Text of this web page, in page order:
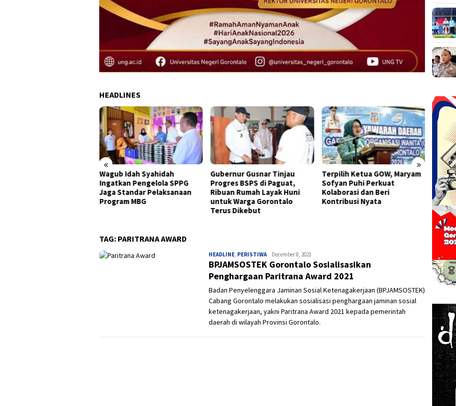
HEADLINES
« »
Wagub Idah Syahidah
Ingatkan Pengelola SPPG
Jaga Standar Pelaksanaan
Program MBG
Gubernur Gusnar Tinjau
Progres BSPS di Paguat,
Ribuan Rumah Layak Huni
untuk Warga Gorontalo
Terus Dikebut
Terpilih Ketua GOW, Maryam
Sofyan Puhi Perkuat
Kolaborasi dan Beri
Kontribusi Nyata
TAG: PARITRANA AWARD
HEADLINE PERISTIWA Admin
December 8, 2021
BPJAMSOSTEK Gorontalo Sosialisasikan
Penghargaan Paritrana Award 2021
Badan Penyelenggara Jaminan Sosial Ketenagakerjaan (BPJAMSOSTEK)
Cabang Gorontalo melakukan sosialisasi penghargaan jaminan sosial
ketenagakerjaan, yakni Paritrana Award 2021 kepada pemerintah
daerah di wilayah Provinsi Gorontalo.